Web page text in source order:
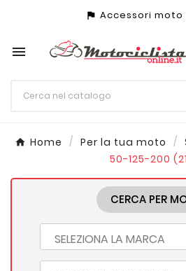
assistant_photo Accessori moto

Home Per la tua moto
50-125-200
CERCA PER